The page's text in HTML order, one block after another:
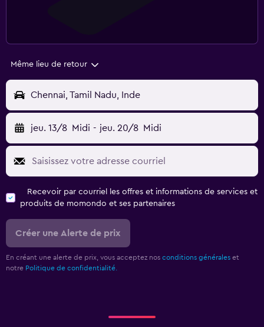
Même lieu de retour
Chennai, Tamil Nadu, Inde
jeu. 13/8 Midi - jeu. 20/8 Midi
Recevoir par courriel les offres et informations de services et
produits de momondo et ses partenaires
Créer une Alerte de prix
En créant une alerte de prix, vous acceptez nos conditions générales et
notre Politique de confidentialité.